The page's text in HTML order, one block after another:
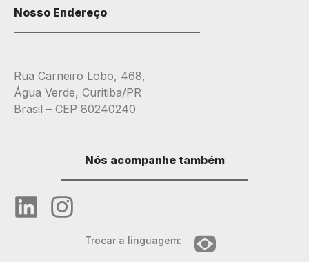
Nosso Endereço
Rua Carneiro Lobo, 468,
Água Verde, Curitiba/PR
Brasil – CEP 80240240
Nós acompanhe também
Trocar a linguagem: